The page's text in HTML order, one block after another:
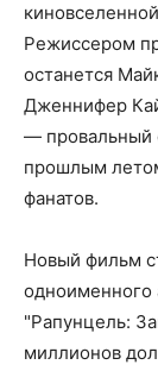
Режиссером
останется
Дженнифер
— провальный
прошлым
фанатов.
Новый фильм
одноименного
"Рапунцель:
миллионов